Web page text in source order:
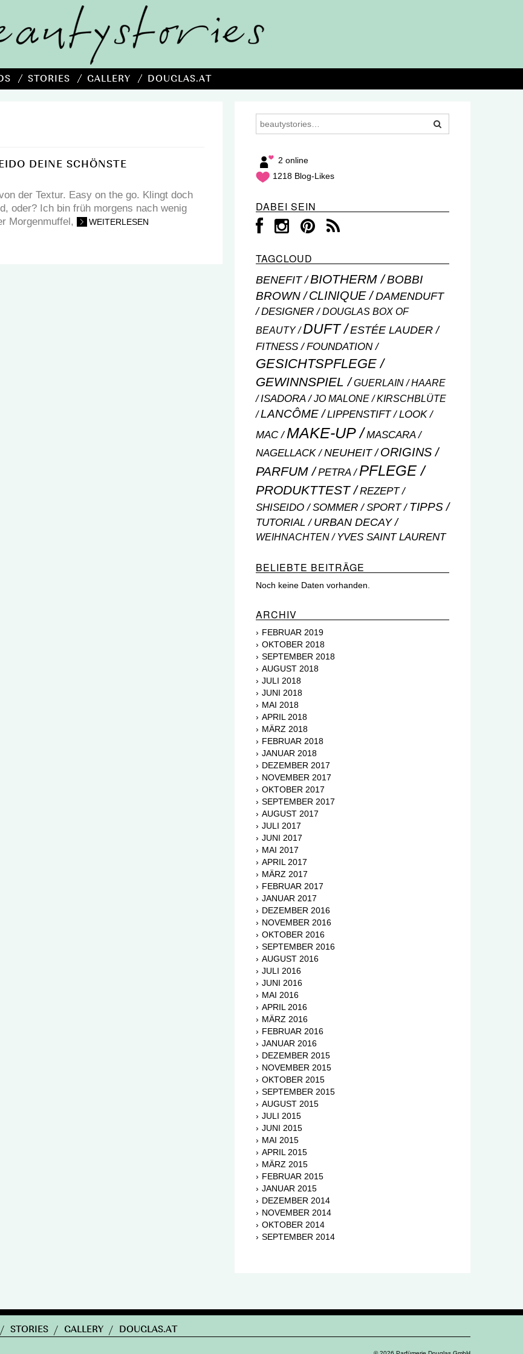
STORIES GALLERY DOUGLAS.AT
DEINE SCHÖNSTE
der Textur. Easy on the go. Klingt doch
oder? Ich bin früh morgens nach wenig
Morgenmuffel,
WEITERLESEN
2 online
1218 Blog-Likes
DABEI SEIN
TAGCLOUD
BENEFIT BIOTHERM
BOBBI
BROWN
CLINIQUE DAMENDUFT
DESIGNER
DOUGLAS BOX OF
BEAUTY
DUFT
ESTÉE LAUDER
FITNESS
FOUNDATION
GESICHTSPFLEGE
GEWINNSPIEL GUERLAIN HAARE
ISADORA JO MALONE KIRSCHBLÜTE
LANCÔME LIPPENSTIFT
LOOK
MAC
MAKE-UP MASCARA
NAGELLACK NEUHEIT ORIGINS
PARFUM PETRA PFLEGE
PRODUKTTEST REZEPT
SHISEIDO SOMMER SPORT TIPPS
TUTORIAL URBAN DECAY
WEIHNACHTEN YVES SAINT LAURENT
BELIEBTE BEITRÄGE
Noch keine Daten vorhanden.
ARCHIV
FEBRUAR 2019
OKTOBER 2018
SEPTEMBER 2018
AUGUST 2018
JULI 2018
JUNI 2018
MAI 2018
APRIL 2018
MÄRZ 2018
FEBRUAR 2018
JANUAR 2018
DEZEMBER 2017
NOVEMBER 2017
OKTOBER 2017
SEPTEMBER 2017
AUGUST 2017
JULI 2017
JUNI 2017
MAI 2017
APRIL 2017
MÄRZ 2017
FEBRUAR 2017
JANUAR 2017
DEZEMBER 2016
NOVEMBER 2016
OKTOBER 2016
SEPTEMBER 2016
AUGUST 2016
JULI 2016
JUNI 2016
MAI 2016
APRIL 2016
MÄRZ 2016
FEBRUAR 2016
JANUAR 2016
DEZEMBER 2015
NOVEMBER 2015
OKTOBER 2015
SEPTEMBER 2015
AUGUST 2015
JULI 2015
JUNI 2015
MAI 2015
APRIL 2015
MÄRZ 2015
FEBRUAR 2015
JANUAR 2015
DEZEMBER 2014
NOVEMBER 2014
OKTOBER 2014
SEPTEMBER 2014
/ STORIES / GALLERY / DOUGLAS.AT